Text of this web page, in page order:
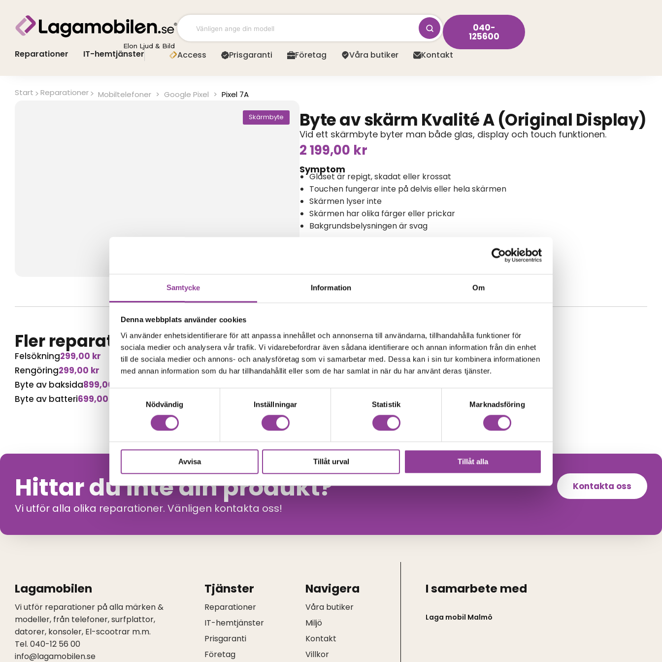
Samtycke Information Om
Denna webbplats använder cookies
Vi använder enhetsidentifierare för att anpassa innehållet och annonserna till användarna, tillhandahålla funktioner för
sociala medier och analysera vår trafik. Vi vidarebefordrar även sådana identifierare och annan information från din enhet
till de sociala medier och annons- och analysföretag som vi samarbetar med. Dessa kan i sin tur kombinera informationen
med annan information som du har tillhandahållit eller som de har samlat in när du har använt deras tjänster.
Nödvändig
Inställningar Statistik Marknadsföring
Avvisa Tillåt urval Tillåt alla
innehåll
Elon Ljud & Bild
040-
125600
Reparationer IT-hemtjänster Access Prisgaranti Företag Våra butiker Kontakt
Start Reparationer Mobiltelefoner > Google Pixel > Pixel 7A
Skärmbyte Byte av skärm Kvalité A (Original Display)
Vid ett skärmbyte byter man både glas, display och touch funktionen.
2 199,00 kr
Symptom
Glaset är repigt, skadat eller krossat
Touchen fungerar inte på delvis eller hela skärmen
Skärmen lyser inte
Skärmen har olika färger eller prickar
Bakgrundsbelysningen är svag
Fler reparationer för samma modell
Felsökning299,00 kr
Rengöring299,00 kr
Byte av baksida899,00
Byte av batteri699,00
Hittar du inte din produkt?
Vi utför alla olika reparationer. Vänligen kontakta oss!
Kontakta oss
Lagamobilen
Vi utför reparationer på alla märken &
modeller, från telefoner, surfplattor,
datorer, konsoler, El-scootrar m.m.
Tel. 040-12 56 00
info@lagamobilen.se
Tjänster
Reparationer
IT-hemtjänster
Prisgaranti
Företag
Navigera
Våra butiker
Miljö
Kontakt
Villkor
I samarbete med
Laga mobil Malmö